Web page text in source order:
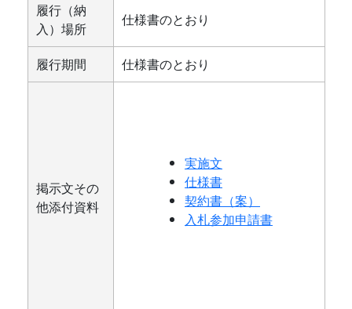
履行（納
入）場所
仕様書のとおり
履行期間 仕様書のとおり
掲示文その
他添付資料
実施文
仕様書
契約書（案）
入札参加申請書